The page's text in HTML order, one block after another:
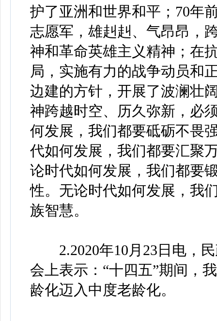
护了亚洲和世界和平；70年
志愿军，雄赳赳、气昂昂，
神和革命英雄主义精神；在
局，实施有力的战争动员和
边建的方针，开展了波澜壮
神跨越时空、历久弥新，必
何发展，我们都要砥砺不畏
代如何发展，我们都要汇聚
论时代如何发展，我们都要
性。无论时代如何发展，我
族智慧。
2.2020年10月23日电，民
会上表示：“十四五”期间，
龄化迈入中度老龄化。